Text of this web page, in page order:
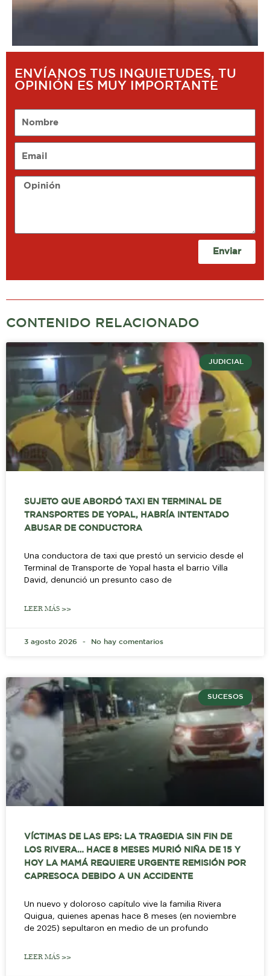
ENVÍANOS TUS INQUIETUDES, TU
OPINIÓN ES MUY IMPORTANTE
Opinión
Enviar
CONTENIDO RELACIONADO
JUDICIAL
SUJETO QUE ABORDÓ TAXI EN TERMINAL DE
TRANSPORTES DE YOPAL, HABRÍA INTENTADO
ABUSAR DE CONDUCTORA
Una conductora de taxi que prestó un servicio desde el
Terminal de Transporte de Yopal hasta el barrio Villa
David, denunció un presunto caso de
LEER MÁS >>
3 agosto 2026 No hay comentarios
SUCESOS
VÍCTIMAS DE LAS EPS: LA TRAGEDIA SIN FIN DE
LOS RIVERA… HACE 8 MESES MURIÓ NIÑA DE 15 Y
HOY LA MAMÁ REQUIERE URGENTE REMISIÓN POR
CAPRESOCA DEBIDO A UN ACCIDENTE
Un nuevo y doloroso capítulo vive la familia Rivera
Quigua, quienes apenas hace 8 meses (en noviembre
de 2025) sepultaron en medio de un profundo
LEER MÁS >>